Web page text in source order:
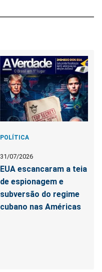
POLÍTICA
31/07/2026
EUA escancaram a teia
de espionagem e
subversão do regime
cubano nas Américas